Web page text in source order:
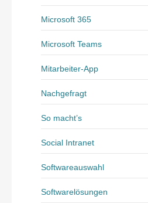
Microsoft 365
Microsoft Teams
Mitarbeiter-App
Nachgefragt
So macht’s
Social Intranet
Softwareauswahl
Softwarelösungen